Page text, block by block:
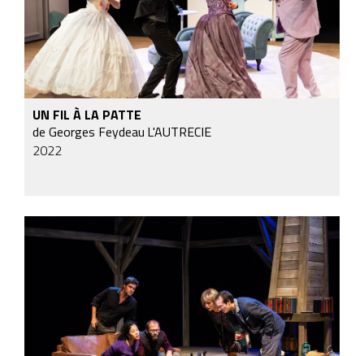
UN FIL À LA PATTE
de Georges Feydeau L'AUTRECIE
2022